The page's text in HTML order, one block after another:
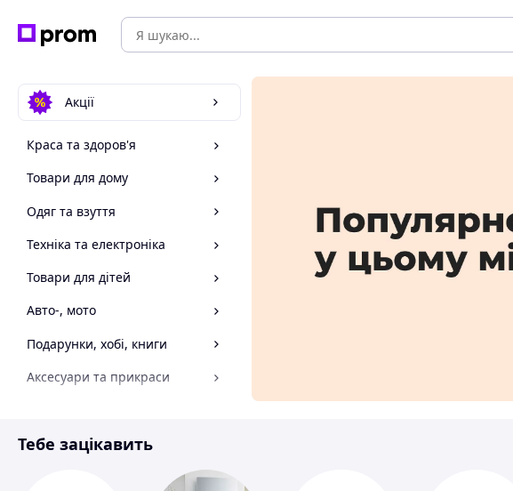
Акції
Краса та здоров'я
Товари для дому
Одяг та взуття
Техніка та електроніка
Товари для дітей
Авто-, мото
Подарунки, хобі, книги
Аксесуари та прикраси
Спорт і відпочинок
Тебе зацікавить